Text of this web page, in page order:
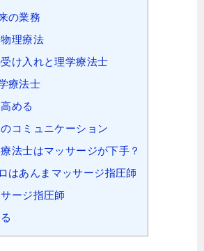
の業務
理療法
け入れと理学療法士
療法士
める
コミュニケーション
法士はマッサージが下手？
はあんまマッサージ指圧師
ージ指圧師